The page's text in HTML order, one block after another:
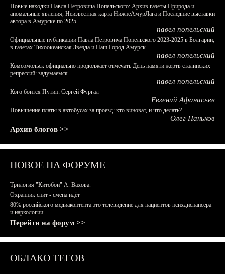
Новые находки Павла Петровича Попельского: Архив газеты Природа и
аномальные явления, Неизвестная карта НижнеАмурЛага и Последние выставки
автора в Амурске по 2025
павел попельский
Официальные публикации Павла Петровича Попельского 2023-2025 в Болгарии,
в газетах Тихоокеанская Звезда и Наш Город Амурск
павел попельский
Комсомольск официально продолжает отмечать День памяти жертв сталинских
репрессий: задумаемся...
павел попельский
Кого боится Путин: Сергей Фургал
Евгений Афанасьев
Повышение платы в автобусах за проезд: кто виноват, и что делать?
Олег Паньков
Архив блогов >>
НОВОЕ НА ФОРУМЕ
Трилогия "Китобои" А. Вахова.
Охранник спит - смена идёт
80% российского медиаконтента это телевидение для пациентов психдиспансера
и наркологии.
Перейти на форум >>
ОБЛАКО ТЕГОВ